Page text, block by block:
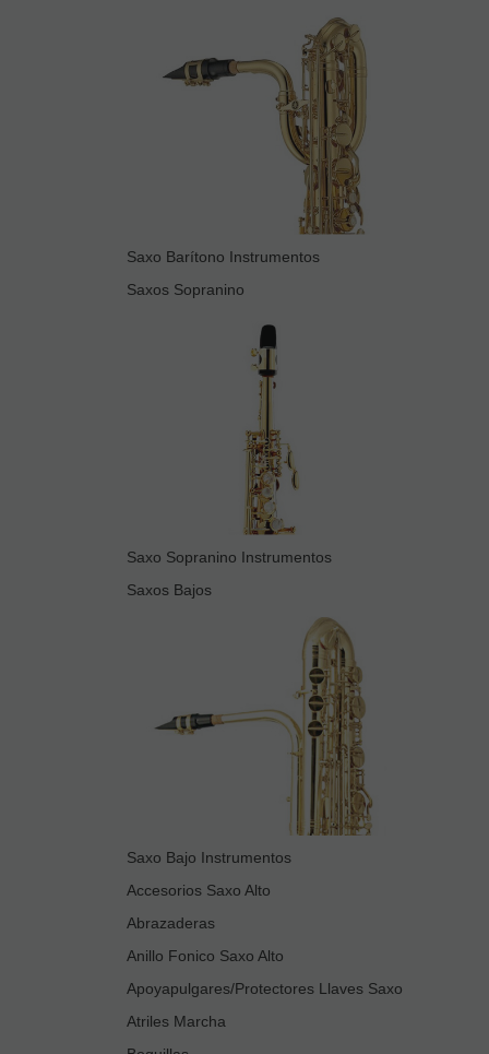
Saxo Barítono Instrumentos
Saxos Sopranino
Saxo Sopranino Instrumentos
Saxos Bajos
Saxo Bajo Instrumentos
Accesorios Saxo Alto
Abrazaderas
Anillo Fonico Saxo Alto
Apoyapulgares/Protectores Llaves Saxo
Atriles Marcha